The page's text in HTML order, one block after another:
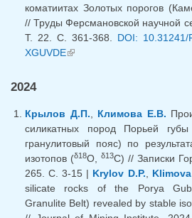
коматиитах Золотых порогов
// Труды Ферсмановской научной
Т. 22. С. 361-368. DOI: 10.31241/
XGUVDE(link is external)
2024
Крылов Д.П. Климова Е.В.
силикатных пород Порьей губы
гранулитовый пояс) по
изотопов (δ18O, δ13C) // Записки
265. С. 3-15 | Krylov D.P. Klimova
silicate rocks of the Porya
Granulite Belt) revealed by stable